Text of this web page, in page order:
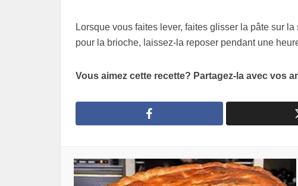
Lorsque vous faites lever, faites glisser la pâte sur
pour la brioche, laissez-la reposer pendant une
Vous aimez cette recette? Partagez-la avec vos